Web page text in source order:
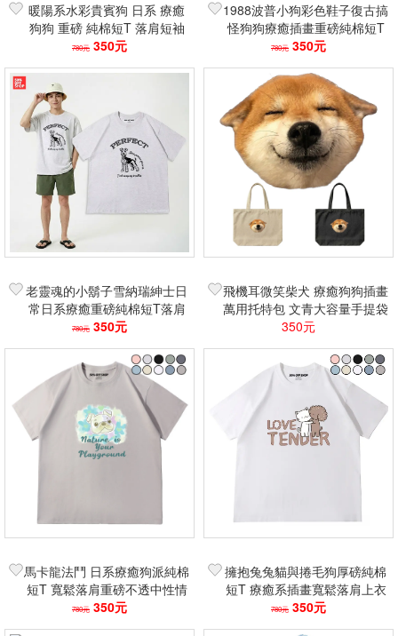
暖陽系水彩貴賓狗 日系 療癒
狗狗 重磅 純棉短T 落肩短袖
上衣 寬鬆 不透 中性
780元 350元
1988波普小狗彩色鞋子復古搞
怪狗狗療癒插畫重磅純棉短T
落肩寬鬆不透中性情侶裝上衣
780元 350元
老靈魂的小鬍子雪納瑞紳士日
常日系療癒重磅純棉短T落肩
寬鬆不透中性情侶裝上衣穿搭
780元 350元
飛機耳微笑柴犬 療癒狗狗插畫
萬用托特包 文青大容量手提袋
學生上班族必備購物袋
350元
馬卡龍法鬥 日系療癒狗派純棉
短T 寬鬆落肩重磅不透中性情
侶裝上衣穿搭必備
780元 350元
擁抱兔兔貓與捲毛狗厚磅純棉
短T 療癒系插畫寬鬆落肩上衣
中性情侶款衣櫃標配經典款
780元 350元